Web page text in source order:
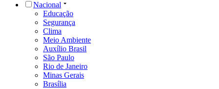
Nacional
Educação
Segurança
Clima
Meio Ambiente
Auxílio Brasil
São Paulo
Rio de Janeiro
Minas Gerais
Brasília